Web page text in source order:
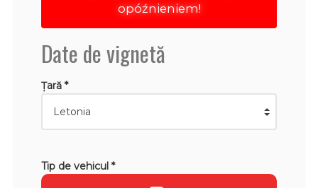
opóźnieniem!
Date de vignetă
Țară *
Tip de vehicul *